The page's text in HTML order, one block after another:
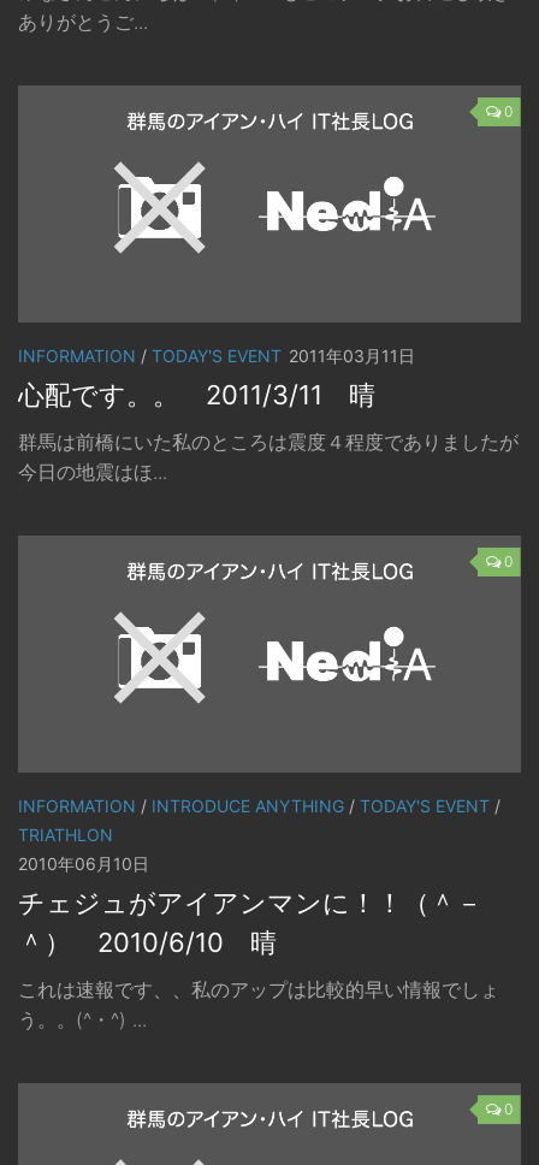
ありがとうご...
0
INFORMATION / TODAY'S EVENT 2011年03月11日
心配です。。 2011/3/11 晴
群馬は前橋にいた私のところは震度４程度でありましたが
今日の地震はほ...
0
INFORMATION / INTRODUCE ANYTHING / TODAY'S EVENT /
TRIATHLON
2010年06月10日
チェジュがアイアンマンに！！（＾－
＾） 2010/6/10 晴
これは速報です、、私のアップは比較的早い情報でしょ
う。。(^・^) ...
0